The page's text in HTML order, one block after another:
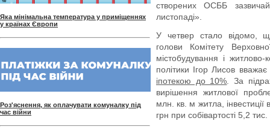
Яка мінімальна температура у приміщеннях
у країнах Європи
Роз'яснення, як оплачувати комуналку під
час війни
створених ОСББ
листопаді».
У четвер стало відомо,
голови Комітету
містобудування і житлово-
політики Ігор Лисов
іпотекою до 10% . За
вирішення житлової
млн. кв. м житла,
грн при собівартості 5,2